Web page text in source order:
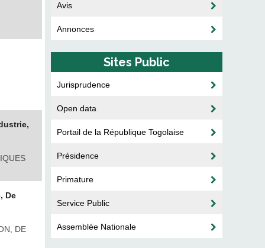
De
DE
Avis
Annonces
Sites Public
Jurisprudence
Open data
Portail de la République Togolaise
Présidence
Primature
Service Public
Assemblée Nationale